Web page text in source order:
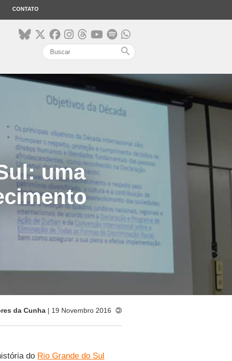
CONTATO
search
uma
da Cunha| 19 Novembro 2016
do Rio Grande do Sul